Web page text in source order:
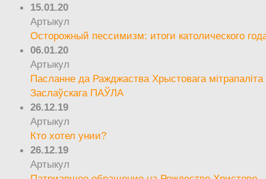
15.01.20
Артыкул
Осторожный пессимизм: итоги католического
06.01.20
Артыкул
Пасланне да Ражджаства Хрыстовага мітрапаліта
Заслаўскага ПАЎЛА
26.12.19
Артыкул
Кто хотел унии?
26.12.19
Артыкул